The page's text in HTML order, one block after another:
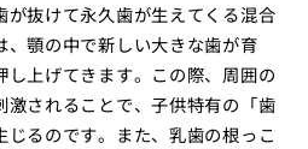
が抜けて永久歯が生えてくる混合
顎の中で新しい大きな歯が育
上げてきます。この際、周囲の
されることで、子供特有の「歯
るのです。また、乳歯の根っこ